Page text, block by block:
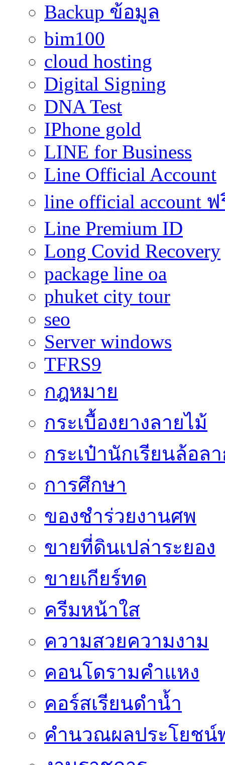
Backup ข้อมูล
bim100
cloud hosting
Digital Signing
DNA Test
IPhone gold
LINE for Business
Line Official Account
line official account
Line Premium ID
Long Covid Recovery
package line oa
phuket city tour
seo
Server windows
TFRS9
กฎหมาย
กระเบื้องยางลายไม้
กระเป๋านักเรียนล้อล
การศึกษา
ของชำร่วยงานศพ
ขายที่ดินเปล่าระยอง
ขายเกียร์ทด
ครีมหน้าใส
ความสวยความงาม
คอนโดรามคำแหง
คอร์สเรียนดำน้ำ
คำนวณผลประโยชน์